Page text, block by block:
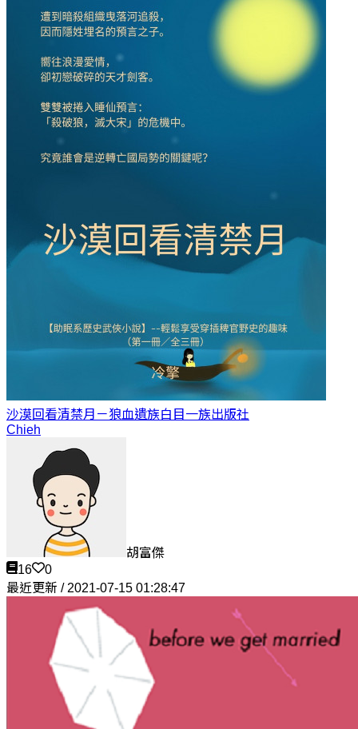
沙漠回看清禁月－狼血遺族白目一族出版社
Chieh
胡富傑
16
0
最近更新 / 2021-07-15 01:28:47